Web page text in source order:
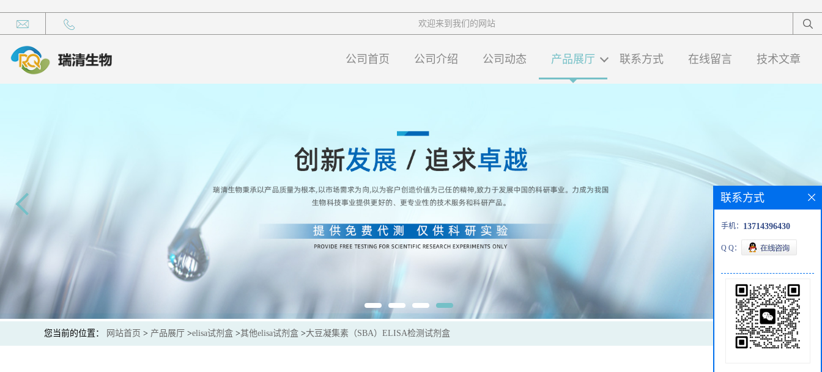
欢迎来到我们的网站
公司首页 公司介绍 公司动态 产品展厅 联系方式 在线留言 技术文章
您当前的位置： 网站首页 > 产品展厅 >elisa试剂盒 >其他elisa试剂盒 >大豆凝集素（SBA）ELISA检测试剂盒
联系方式
手机： 13714396430
Q Q：